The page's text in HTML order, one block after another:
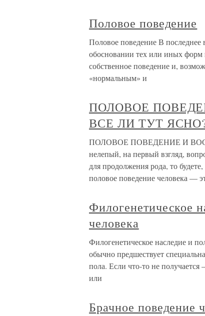
Половое поведение
Половое поведение В последнее
обосновании тех или иных
собственное поведение и,
«нормальным» и
ПОЛОВОЕ
ВСЕ ЛИ ТУТ
ПОЛОВОЕ ПОВЕДЕНИЕ И
нелепый, на первый взгляд,
для продолжения рода, то
половое поведение человека —
Филогенетическое
человека
Филогенетическое наследие и
обычно предшествует
пола. Если что-то не получается
или
Брачное поведение